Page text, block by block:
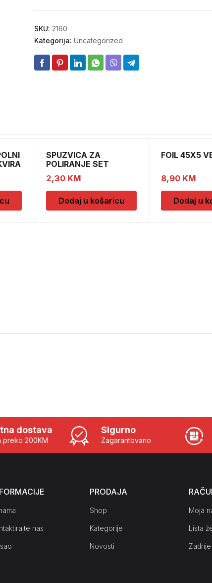
SKU: 2160
Kategorija: Uncategorized
SPUZVICA ZA
POLIRANJE SET
2,30 KM
Dodaj u košaricu
FOIL 45X5
8,90 KM
Dodaj u
dostava
preko 200KM
Sigurno
Zagarantovano
nas
PRODAJA
Shop
Kategorije
Novosti
Moja
Lista